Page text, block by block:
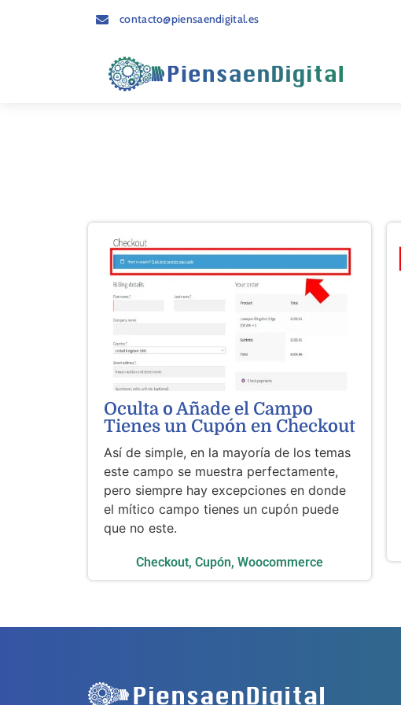
contacto@piensaendigital.es
Oculta o Añade el Campo
Tienes un Cupón en Checkout
Así de simple, en la mayoría de los temas
este campo se muestra perfectamente,
pero siempre hay excepciones en donde
el mítico campo tienes un cupón puede
que no este.
Checkout, Cupón, Woocommerce